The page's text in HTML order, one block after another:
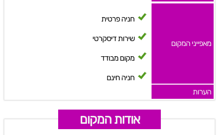
מאפייני המקום
חניה פרטית
שירות דיסקרטי
מקום מבודד
חניה חינם
הערות
אודות המקום